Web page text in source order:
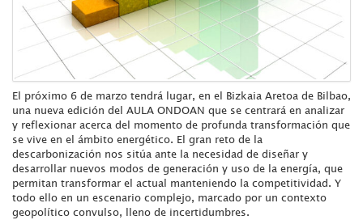
El próximo 6 de marzo tendrá lugar, en el Bizkaia Aretoa de Bilbao,
una nueva edición del AULA ONDOAN que se centrará en analizar
y reflexionar acerca del momento de profunda transformación que
se vive en el ámbito energético. El gran reto de la
descarbonización nos sitúa ante la necesidad de diseñar y
desarrollar nuevos modos de generación y uso de la energía, que
permitan transformar el actual manteniendo la competitividad. Y
todo ello en un escenario complejo, marcado por un contexto
geopolítico convulso, lleno de incertidumbres.